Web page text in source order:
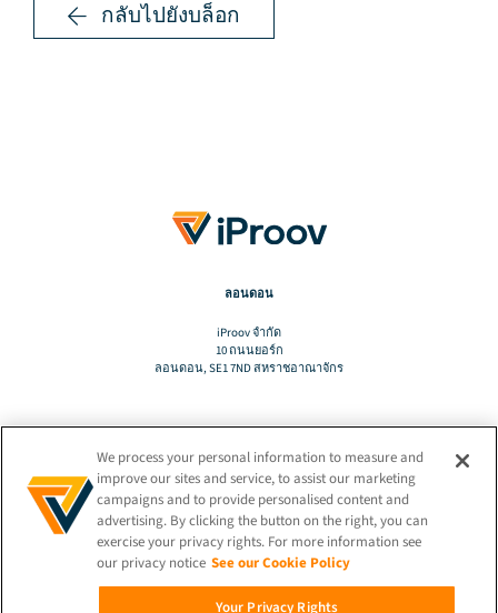
กลับไปยังบล็อก
ลอนดอน
iProov จํากัด
10 ถนนยอร์ก
ลอนดอน, SE1 7ND สหราชอาณาจักร
แปล
TH
เชื่อมต่ออยู่เสมอ!
We process your personal information to measure and
improve our sites and service, to assist our marketing
campaigns and to provide personalised content and
advertising. By clicking the button on the right, you can
exercise your privacy rights. For more information see
our privacy notice See our Cookie Policy
Your Privacy Rights